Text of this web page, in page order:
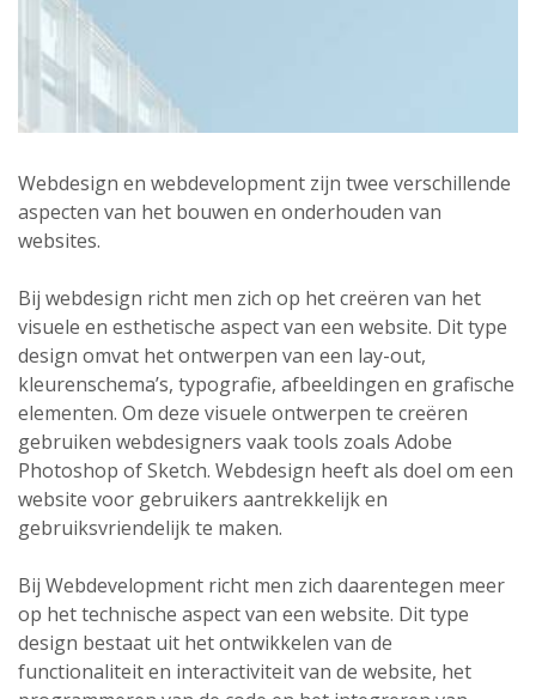
Webdesign en webdevelopment zijn twee verschillende
aspecten van het bouwen en onderhouden van
websites.
Bij webdesign richt men zich op het creëren van het
visuele en esthetische aspect van een website. Dit type
design omvat het ontwerpen van een lay-out,
kleurenschema’s, typografie, afbeeldingen en grafische
elementen. Om deze visuele ontwerpen te creëren
gebruiken webdesigners vaak tools zoals Adobe
Photoshop of Sketch. Webdesign heeft als doel om een
website voor gebruikers aantrekkelijk en
gebruiksvriendelijk te maken.
Bij Webdevelopment richt men zich daarentegen meer
op het technische aspect van een website. Dit type
design bestaat uit het ontwikkelen van de
functionaliteit en interactiviteit van de website, het